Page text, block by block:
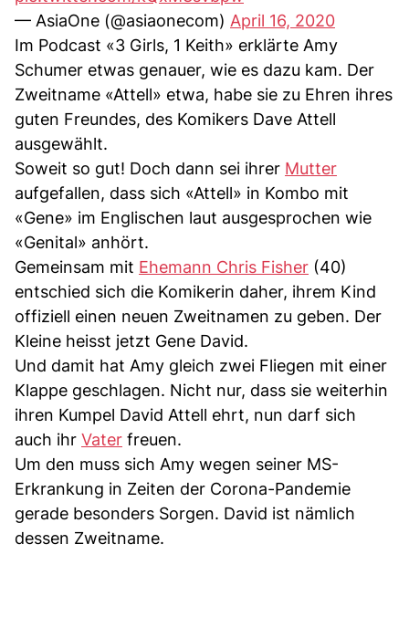
— AsiaOne (@asiaonecom) April 16, 2020
Im Podcast «3 Girls, 1 Keith» erklärte Amy
Schumer etwas genauer, wie es dazu kam. Der
Zweitname «Attell» etwa, habe sie zu Ehren ihres
guten Freundes, des Komikers Dave Attell
ausgewählt.
Soweit so gut! Doch dann sei ihrer Mutter
aufgefallen, dass sich «Attell» in Kombo mit
«Gene» im Englischen laut ausgesprochen wie
«Genital» anhört.
Gemeinsam mit Ehemann Chris Fisher (40)
entschied sich die Komikerin daher, ihrem Kind
offiziell einen neuen Zweitnamen zu geben. Der
Kleine heisst jetzt Gene David.
Und damit hat Amy gleich zwei Fliegen mit einer
Klappe geschlagen. Nicht nur, dass sie weiterhin
ihren Kumpel David Attell ehrt, nun darf sich
auch ihr Vater freuen.
Um den muss sich Amy wegen seiner MS-
Erkrankung in Zeiten der Corona-Pandemie
gerade besonders Sorgen. David ist nämlich
dessen Zweitname.